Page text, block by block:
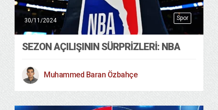
Spor
30/11/2024
SEZON AÇILIŞININ SÜRPRİZLERİ: NBA
Muhammed Baran Özbahçe